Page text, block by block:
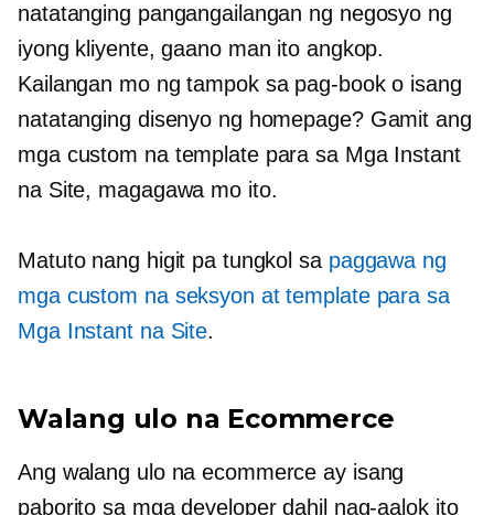
natatanging pangangailangan ng negosyo ng
iyong kliyente, gaano man ito angkop.
Kailangan mo ng tampok sa pag-book o isang
natatanging disenyo ng homepage? Gamit ang
mga custom na template para sa Mga Instant
na Site, magagawa mo ito.
Matuto nang higit pa tungkol sa paggawa ng
mga custom na seksyon at template para sa
Mga Instant na Site.
Walang ulo na Ecommerce
Ang walang ulo na ecommerce ay isang
paborito sa mga developer dahil nag-aalok ito